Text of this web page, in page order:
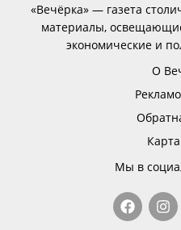
«Вечёрка» — газета
материалы,
экономические и
О
Мы в